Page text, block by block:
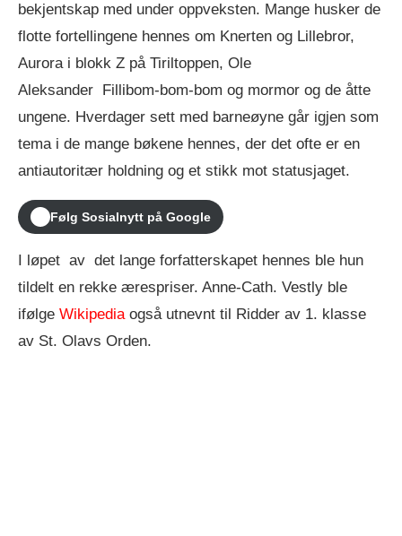
bekjentskap med under oppveksten. Mange husker de
flotte fortellingene hennes om Knerten og Lillebror,
Aurora i blokk Z på Tiriltoppen, Ole
Aleksander Fillibom-bom-bom og mormor og de åtte
ungene. Hverdager sett med barneøyne går igjen som
tema i de mange bøkene hennes, der det ofte er en
antiautoritær holdning og et stikk mot statusjaget.
Følg Sosialnytt på Google
I løpet av det lange forfatterskapet hennes ble hun
tildelt en rekke ærespriser. Anne-Cath. Vestly ble
ifølge Wikipedia også utnevnt til Ridder av 1. klasse
av St. Olavs Orden.